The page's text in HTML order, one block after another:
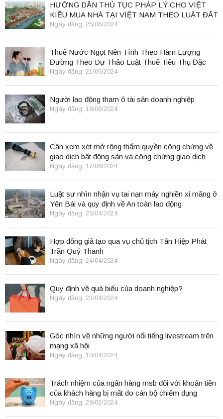
HƯỚNG DẪN THỦ TỤC PHÁP LÝ CHO VIỆT
KIỀU MUA NHÀ TẠI VIỆT NAM THEO LUẬT ĐẤT
ĐAI 2024
Ngày đăng: 25/06/2024
Thuế Nước Ngọt Nên Tính Theo Hàm Lượng
Đường Theo Dự Thảo Luật Thuế Tiêu Thụ Đặc
Biệt
Ngày đăng: 21/06/2024
Người lao động tham ô tài sản doanh nghiệp
Ngày đăng: 18/06/2024
Cần xem xét mở rộng thẩm quyền công chứng về
giao dịch bất động sản và công chứng giao dịch
điện tử.
Ngày đăng: 17/06/2024
Luật sư nhìn nhận vụ tai nạn máy nghiền xi măng ở
Yên Bái và quy định về An toàn lao động
Ngày đăng: 26/04/2024
Hợp đồng giả tạo qua vụ chủ tịch Tân Hiệp Phát
Trần Quý Thanh
Ngày đăng: 24/04/2024
Quy định về quà biếu của doanh nghiệp?
Ngày đăng: 23/04/2024
Góc nhìn về những người nổi tiếng livestream trên
mạng xã hội
Ngày đăng: 10/04/2024
Trách nhiệm của ngân hàng msb đối với khoản tiền
của khách hàng bị mất do cán bộ chiếm dụng
Ngày đăng: 29/03/2024